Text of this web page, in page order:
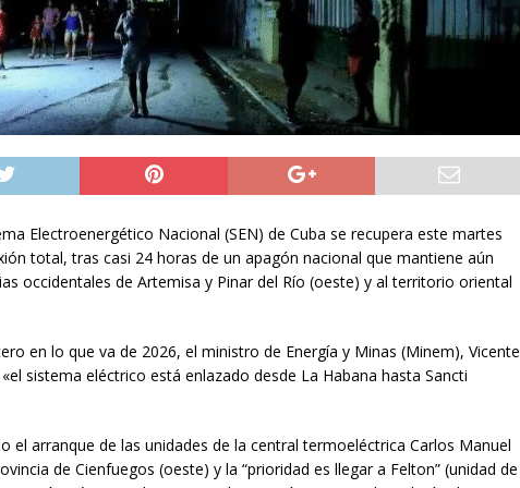
INTERNACIONAL
08/2026 ] Alerta preventiva por influenza aviar tras nuevo hallazgo de ave
positiva en Iquique
IQUIQUE
2026 ] A 81 años del ataque en Hiroshima, Japón se abre a tener bombas
INTERNACIONAL
Electroenergético Nacional (SEN) de Cuba se recupera este martes
total, tras casi 24 horas de un apagón nacional que mantiene aún
occidentales de Artemisa y Pinar del Río (oeste) y al territorio oriental
en lo que va de 2026, el ministro de Energía y Minas (Minem), Vicente
sistema eléctrico está enlazado desde La Habana hasta Sancti
el arranque de las unidades de la central termoeléctrica Carlos Manuel
de Cienfuegos (oeste) y la “prioridad es llegar a Felton” (unidad de